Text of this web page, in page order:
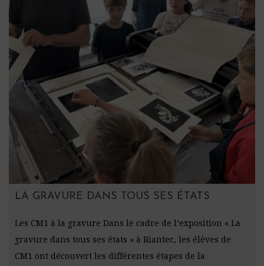
LA GRAVURE DANS TOUS SES ÉTATS
Les CM1 à la gravure Dans le cadre de l’exposition « La
gravure dans tous ses états » à Riantec, les élèves de
CM1 ont découvert les différentes étapes de la